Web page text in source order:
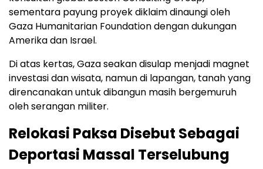
sementara payung proyek diklaim dinaungi oleh
Gaza Humanitarian Foundation dengan dukungan
Amerika dan Israel.
Di atas kertas, Gaza seakan disulap menjadi magnet
investasi dan wisata, namun di lapangan, tanah yang
direncanakan untuk dibangun masih bergemuruh
oleh serangan militer.
Relokasi Paksa Disebut Sebagai
Deportasi Massal Terselubung